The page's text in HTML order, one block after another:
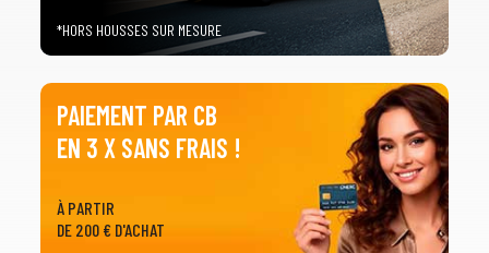
*HORS HOUSSES SUR MESURE
PAIEMENT PAR CB
EN 3 X SANS FRAIS !
À PARTIR
DE 200 € D'ACHAT